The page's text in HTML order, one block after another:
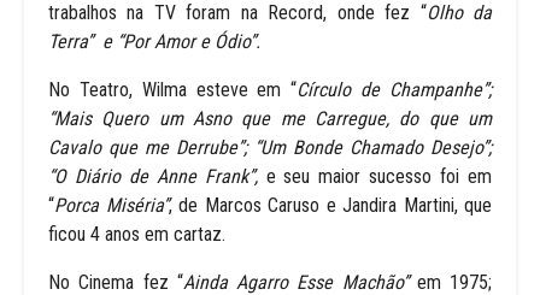
trabalhos na TV foram na Record, onde fez “Olho da
Terra” e “Por Amor e Ódio”.
No Teatro, Wilma esteve em “Círculo de Champanhe”;
“Mais Quero um Asno que me Carregue, do que um
Cavalo que me Derrube”; “Um Bonde Chamado Desejo”;
“O Diário de Anne Frank”,e seu maior sucesso foi em
“Porca Miséria”, de Marcos Caruso e Jandira Martini, que
ficou 4 anos em cartaz.
No Cinema fez “Ainda Agarro Esse Machão”em 1975;